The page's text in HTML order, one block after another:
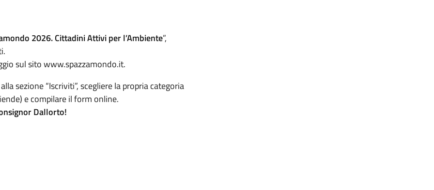
2026. Cittadini Attivi per l’Ambiente”,
sul sito www.spazzamondo.it.
sezione “Iscriviti”, scegliere la propria categoria
e compilare il form online.
Dallorto!